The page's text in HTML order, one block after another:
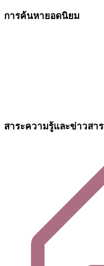
การค้นหายอดนิยม
สาระความรู้และข่าวสาร